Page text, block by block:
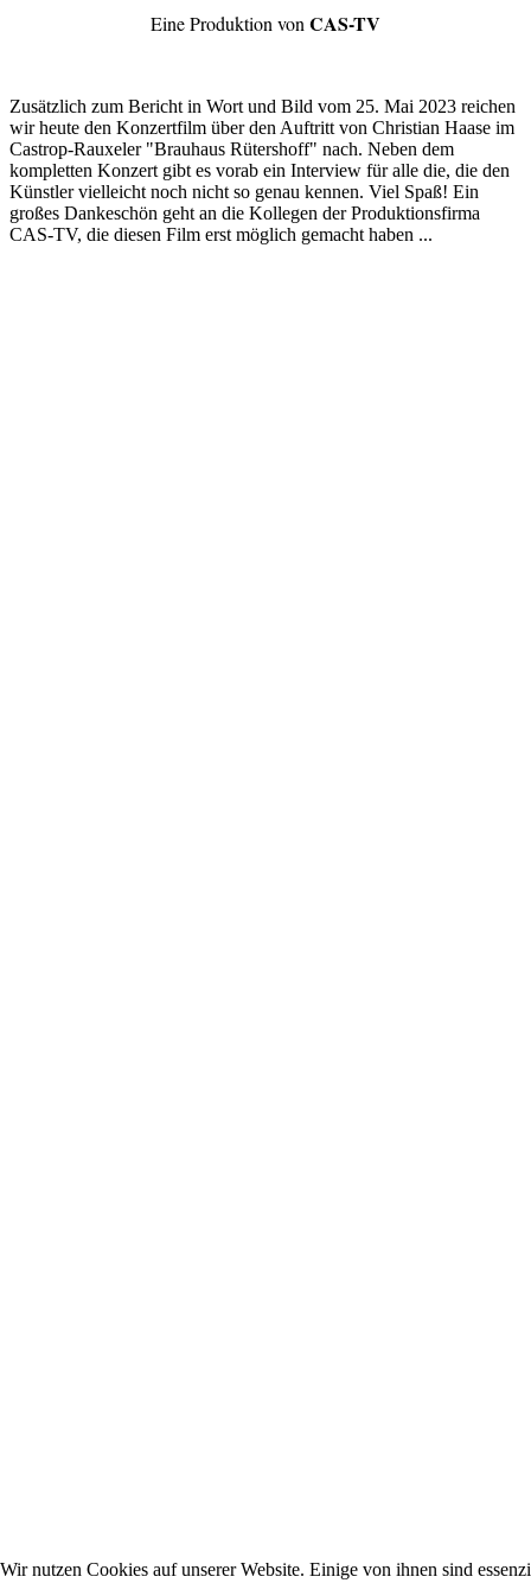
Eine Produktion von CAS-TV
Zusätzlich zum Bericht in Wort und Bild vom 25. Mai 2023 reichen
wir heute den Konzertfilm über den Auftritt von Christian Haase im
Castrop-Rauxeler "Brauhaus Rütershoff" nach. Neben dem
kompletten Konzert gibt es vorab ein Interview für alle die, die den
Künstler vielleicht noch nicht so genau kennen. Viel Spaß! Ein
großes Dankeschön geht an die Kollegen der Produktionsfirma
CAS-TV, die diesen Film erst möglich gemacht haben ...
Wir nutzen Cookies auf unserer Website. Einige von ihnen sind